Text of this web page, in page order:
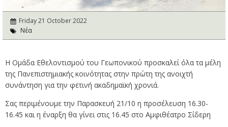
Friday 21 October 2022
Νέα
Η Ομάδα Εθελοντισμού του Γεωπονικού προσκαλεί όλα τα μέλη
της Πανεπιστημιακής κοινότητας στην πρώτη της ανοιχτή
συνάντηση για την φετινή ακαδημαϊκή χρονιά.
Σας περιμένουμε την Παρασκευή 21/10 η προσέλευση 16.30-
16.45 και η έναρξη θα γίνει στις 16.45 στο Αμφιθέατρο Σίδερη